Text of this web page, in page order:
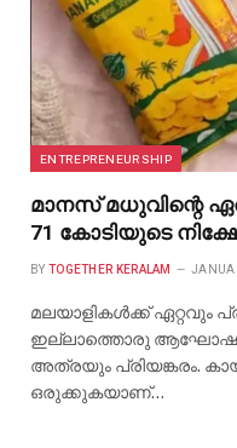
ENTREPRENEURSHIP
മാനസ് മധുവിന്റെ
71 കോടിയുടെ
BY TOGETHER KERALAM
മലയാളികൾക്ക് ഏറ്റവും
ഇല്ലാത്തൊരു ആഘോഷം
അത്രയും പ്രിയങ്കരം.
ഒരുക്കുകയാണ്…